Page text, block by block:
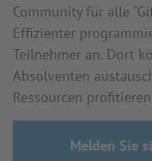
Community für alle
Effizienter
Teilnehmer an. Dort
Absolventen
Ressourcen
Melden Sie